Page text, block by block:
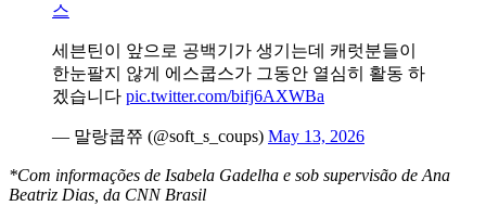
스
세븐틴이 앞으로 공백기가 생기는데 캐럿분들이
한눈팔지 않게 에스쿱스가 그동안 열심히 활동 하
겠습니다 pic.twitter.com/bifj6AXWBa
— 말랑쿱쮸 (@soft_s_coups) May 13, 2026
*Com informações de Isabela Gadelha e sob supervisão de Ana
Beatriz Dias, da CNN Brasil